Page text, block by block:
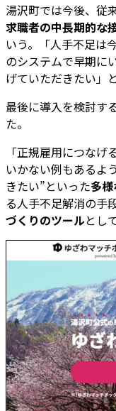
湯沢町では今後、従
求職者の中長期的な
いう。「人手不足は
のシステムで早期に
げていただきたい」
最後に導入を検討す
た。
「正規雇用につな
いかない例もあるよ
きたい”といった多
る人手不足解消の手
づくりのツールとし